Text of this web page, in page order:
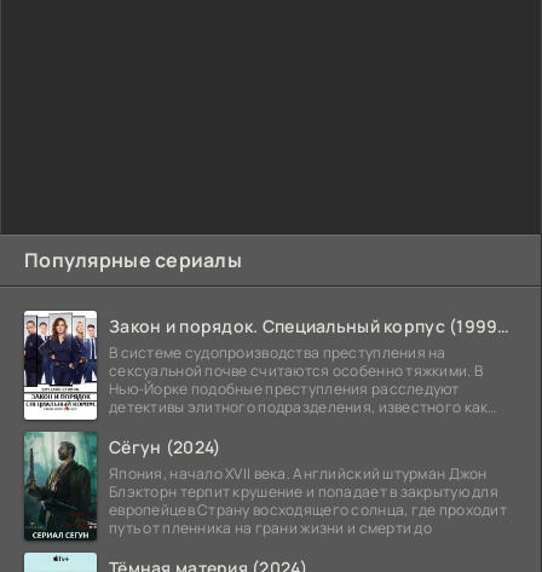
Популярные сериалы
Закон и порядок. Специальный корпус (1999-2026)
В системе судопроизводства преступления на
сексуальной почве считаются особенно тяжкими. В
Нью-Йорке подобные преступления расследуют
детективы элитного подразделения, известного как
Сёгун (2024)
Япония, начало XVII века. Английский штурман Джон
Блэкторн терпит крушение и попадает в закрытую для
европейцев Страну восходящего солнца, где проходит
путь от пленника на грани жизни и смерти до